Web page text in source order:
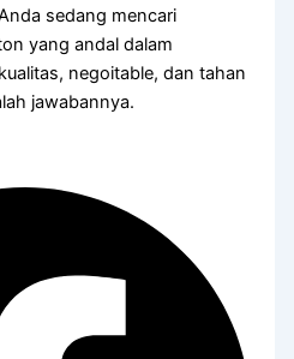
sedang mencari
yang andal dalam
negoitable, dan tahan
jawabannya.